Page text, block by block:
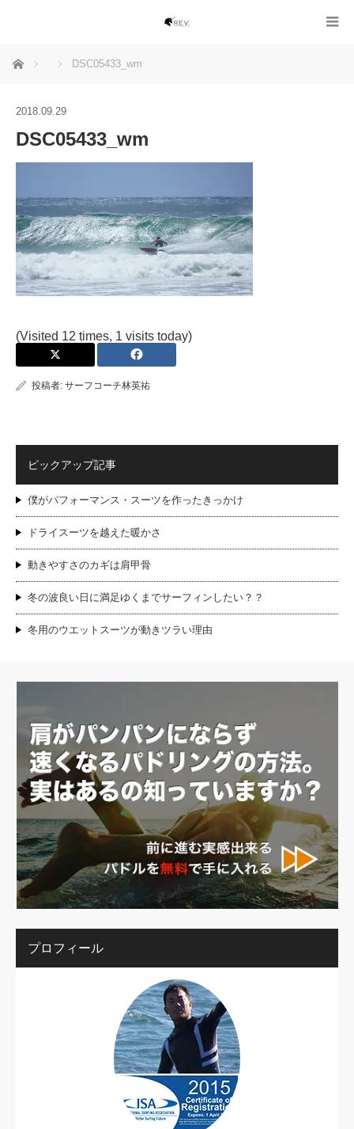
ホーム DSC05433_wm
2018.09.29
DSC05433_wm
(Visited 12 times, 1 visits today)
投稿者: サーフコーチ林英祐
ピックアップ記事
僕がパフォーマンス・スーツを作ったきっかけ
ドライスーツを越えた暖かさ
動きやすさのカギは肩甲骨
冬の波良い日に満足ゆくまでサーフィンしたい？？
冬用のウエットスーツが動きツラい理由
プロフィール